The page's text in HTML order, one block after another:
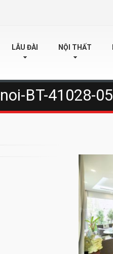
LÂU ĐÀI NỘI THẤT
BT-41028-05